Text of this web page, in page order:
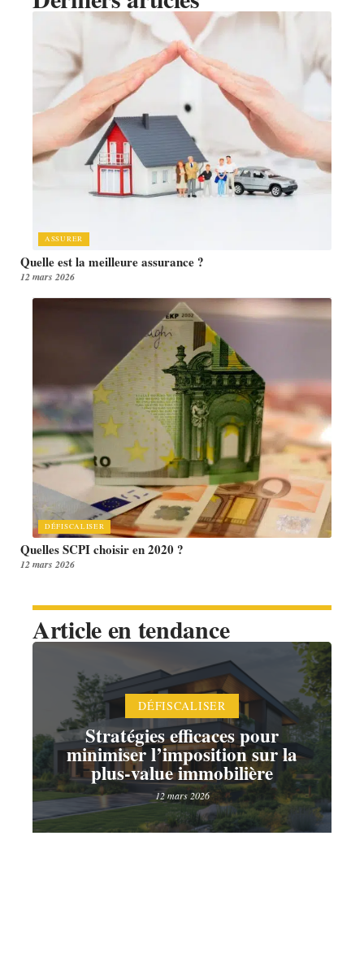
ASSURER
Quelle est la meilleure assurance ?
12 mars 2026
DÉFISCALISER
Quelles SCPI choisir en 2020 ?
12 mars 2026
Article en tendance
DÉFISCALISER
Stratégies efficaces pour
minimiser l’imposition sur la
plus-value immobilière
12 mars 2026